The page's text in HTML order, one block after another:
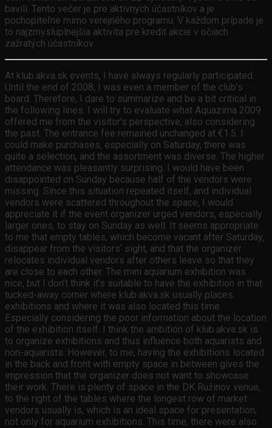
bavili. Tento večer je pre aktívnych účastníkov a je
pochopiteľne mimo verejného programu. V každom prípade je
to najzmysluplnejšia aktivita pre kredit akcie v očiach
zažratých účastníkov.
At klub.akva.sk events, I have always regularly participated.
Until the end of 2008, I was even a member of the club’s
board. Therefore, I dare to summarize and be a bit critical in
the following lines. I will try to evaluate what Aquazima 2009
offered me from the visitor’s perspective, also considering
the past. The entrance fee remained unchanged at €1.5. I
could make purchases, especially on Saturday, there was
quite a selection, and the assortment was diverse. The higher
attendance was pleasantly surprising. I would have been
disappointed on Sunday because half of the vendors were
missing. Since this situation repeated itself, and individual
vendors were scattered throughout the space, I would
appreciate it if the event organizer urged vendors, especially
larger ones, to stay on Sunday as well. It seems appropriate
to me that empty tables, which become vacant after Saturday,
disappear from the visitors‘ sight, and that the organizer
relocates individual vendors after others leave so that they
are close to each other. The mini aquarium exhibition was
nice, but I don’t think it’s suitable to have the exhibition in that
tucked-away corner where klub.akva.sk usually places
exhibitions and where it was also located this time.
Especially considering the poor information about the location
of the exhibition itself. I think the ambition of klub.akva.sk is
to organize exhibitions and thus influence both aquarists and
non-aquarists. However, to me, having the exhibitions located
in the back and front with empty space in between gives the
impression that the organizer does not want to showcase
their work. There is plenty of space in the DK Ružinov venue,
to the right of the tables where the longest row of market
vendors usually is, which is an ideal space for presentation,
not only for aquarium exhibitions. This time, there were also